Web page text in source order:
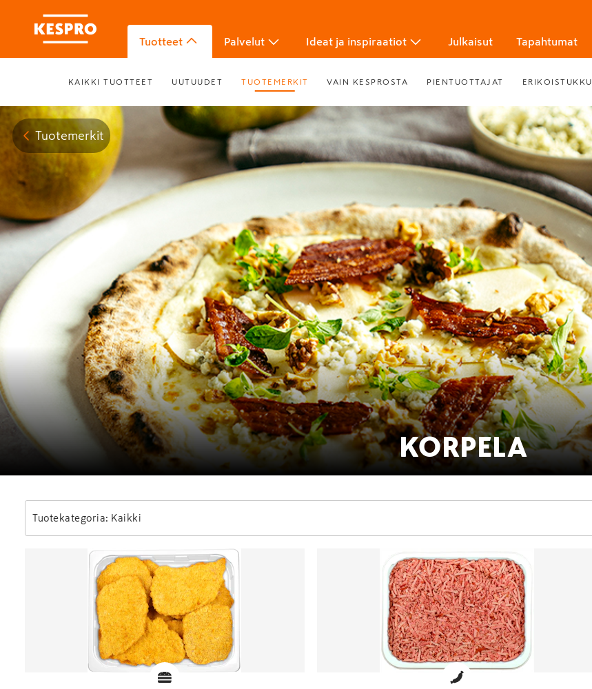
Tuotteet Palvelut Ideat ja inspiraatiot Julkaisut Tapahtumat
KAIKKI TUOTTEET UUTUUDET TUOTEMERKIT VAIN KESPROSTA PIENTUOTTAJAT ERIKOISTUKKU
Tuotemerkit
KORPELA
Tuotekategoria: Kaikki